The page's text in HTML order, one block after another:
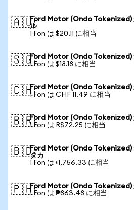
🇦🇺Ford Motor (Ondo Tokenized)
ル
1 Fon は $20.11 に相当
🇸🇬Ford Motor (Ondo Tokenized)
1 Fon は $18.18 に相当
🇨🇭Ford Motor (Ondo Tokenized)
1 Fon は CHF 11.49 に相当
🇧🇷Ford Motor (Ondo Tokenized)
1 Fon は R$72.25 に相当
🇧🇩Ford Motor (Ondo Tokenized)
タカ
1 Fon は ৳1,756.33 に相当
🇵🇭Ford Motor (Ondo Tokenized)
1 Fon は ₱863.48 に相当